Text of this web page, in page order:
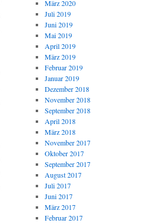
März 2020
Juli 2019
Juni 2019
Mai 2019
April 2019
März 2019
Februar 2019
Januar 2019
Dezember 2018
November 2018
September 2018
April 2018
März 2018
November 2017
Oktober 2017
September 2017
August 2017
Juli 2017
Juni 2017
März 2017
Februar 2017